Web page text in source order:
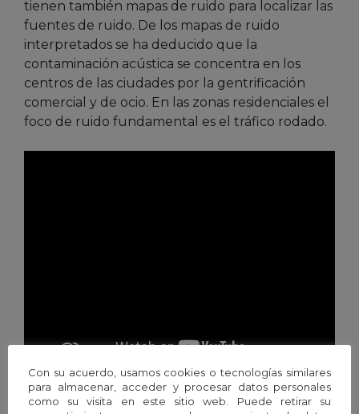
tienen también mapas de ruido para localizar las
fuentes de ruido. De los mapas de ruido
interpretados se ha deducido que la
contaminación acústica se concentra en los
centros de las ciudades por la gentrificación
comercial y de ocio. En las zonas residenciales el
foco de ruido fundamental es el tráfico rodado.
Los objetivos de este estudio han sido conocer la
Con su acuerdo, usamos cookies o tecnologías similares
para almacenar, acceder y procesar datos personales
como su visita en este sitio web. Puede retirar su